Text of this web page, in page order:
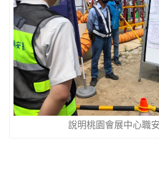
說明桃園會展中心職